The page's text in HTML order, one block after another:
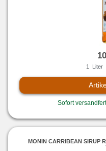
1 Liter
Sofort
MONIN CARRIBEAN SIRUP